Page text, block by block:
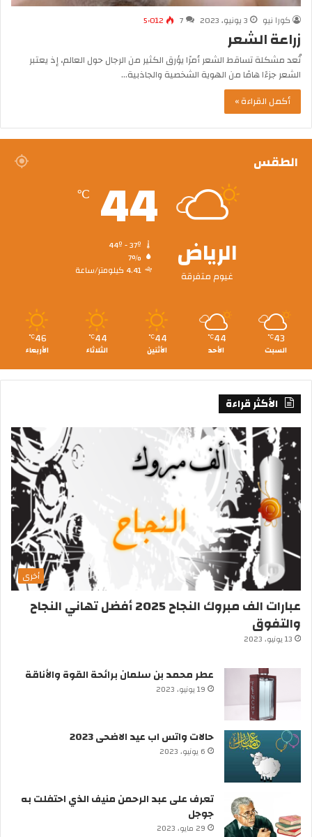
كورا نيو
3 يونيو، 2023 7 5٬012
زراعة الشعر
تُعد مشكلة تساقط الشعر أمرًا يؤرق الكثير من الرجال حول العالم، إذ يعتبر
الشعر جزءًا هامًا من الهوية الشخصية والجاذبية…
أكمل القراءة »
الطقس
الرياض
غيوم متفرقة
44
℃
7%
4.41 كيلومتر/ساعة
43
℃
السبت
44
℃
الأحد
44
℃
الأثنين
44
℃
الثلاثاء
46
℃
الأربعاء
الأكثر قراءة
أخرى
عبارات الف مبروك النجاح 2025 أفضل تهاني النجاح
والتفوق
13 يونيو، 2023
عطر محمد بن سلمان برائحة القوة والأناقة
19 يونيو، 2023
حالات واتس اب عيد الاضحى 2023
6 يونيو، 2023
تعرف على عبد الرحمن منيف الذي احتفلت به
جوجل
29 مايو، 2023